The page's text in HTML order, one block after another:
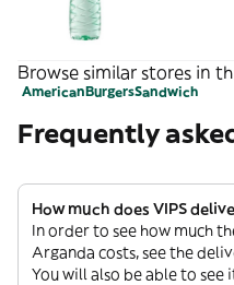
Browse similar stores in
AmericanBurgersSandwich
Frequently
How much does VIPS
In order to see how much
Arganda costs, see the
You will also be able to